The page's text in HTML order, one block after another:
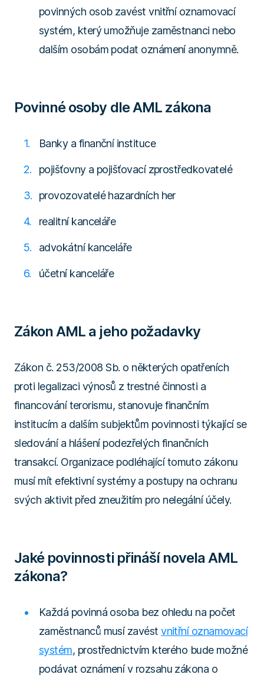
povinných osob zavést vnitřní oznamovací
systém, který umožňuje zaměstnanci nebo
dalším osobám podat oznámení anonymně.
Povinné osoby dle AML zákona
Banky a finanční instituce
pojišťovny a pojišťovací zprostředkovatelé
provozovatelé hazardních her
realitní kanceláře
advokátní kanceláře
účetní kanceláře
Zákon AML a jeho požadavky
Zákon č. 253/2008 Sb. o některých opatřeních
proti legalizaci výnosů z trestné činnosti a
financování terorismu, stanovuje finančním
institucím a dalším subjektům povinnosti týkající se
sledování a hlášení podezřelých finančních
transakcí. Organizace podléhající tomuto zákonu
musí mít efektivní systémy a postupy na ochranu
svých aktivit před zneužitím pro nelegální účely.
Jaké povinnosti přináší novela AML
zákona?
Každá povinná osoba bez ohledu na počet
zaměstnanců musí zavéstvnitřní oznamovací
systém, prostřednictvím kterého bude možné
podávat oznámení v rozsahu zákona o